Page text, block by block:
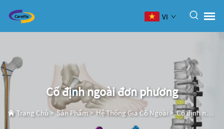
VI
Cố định ngoài đơn phương
Trang Chủ>Sản Phẩm>Hệ Thống Gia Cố Ngoài>Cố định ngoài đơn phương